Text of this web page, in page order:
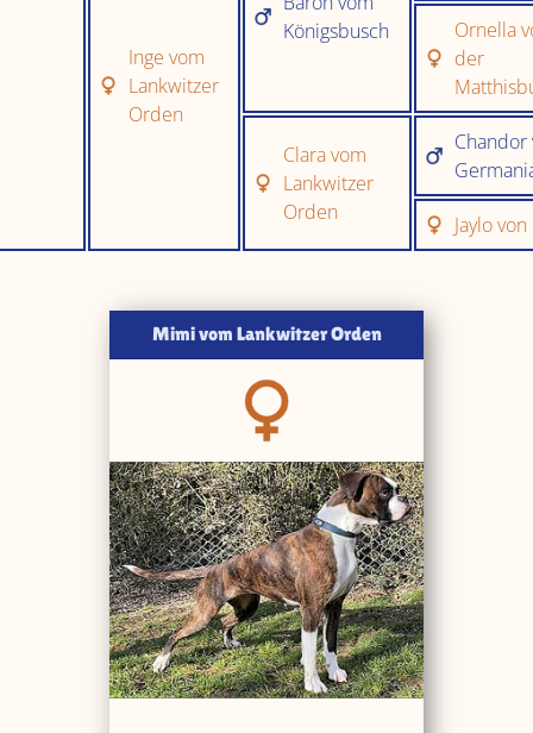
Inge vom
Lankwitzer
Orden
Königsbusch
Ornella
der
Clara vom
Lankwitzer
Orden
Chandor
Jaylo
Mimi vom Lankwitzer Orden